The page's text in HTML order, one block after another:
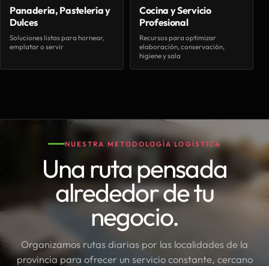
Panadería, Pastelería y
Dulces
Soluciones listas para hornear,
emplatar o servir
Cocina y Servicio
Profesional
Recursos para optimizar
elaboración, conservación,
higiene y sala
NUESTRA METODOLOGÍA LOGÍSTICA
Una ruta pensada
alrededor de tu
negocio.
Organizamos rutas diarias por las localidades de la
provincia para ofrecer un servicio constante, cercano